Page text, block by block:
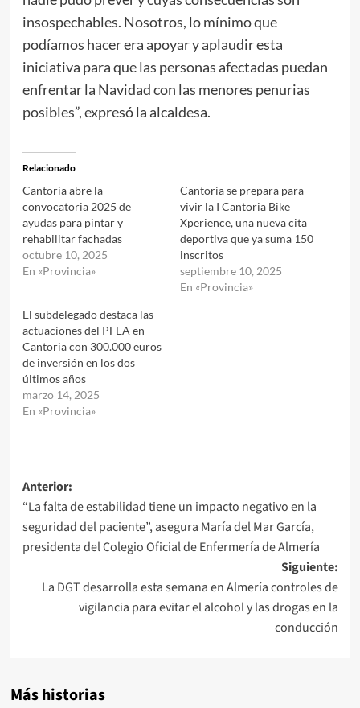
insospechables. Nosotros, lo mínimo que
podíamos hacer era apoyar y aplaudir esta
iniciativa para que las personas afectadas puedan
enfrentar la Navidad con las menores penurias
posibles”, expresó la alcaldesa.
Relacionado
Cantoria abre la
convocatoria 2025 de
ayudas para pintar y
rehabilitar fachadas
octubre 10, 2025
En «Provincia»
Cantoria se prepara para
vivir la I Cantoria Bike
Xperience, una nueva cita
deportiva que ya suma 150
inscritos
septiembre 10, 2025
En «Provincia»
El subdelegado destaca las
actuaciones del PFEA en
Cantoria con 300.000 euros
de inversión en los dos
últimos años
marzo 14, 2025
En «Provincia»
Navegación
de
entradas
Anterior:
“La falta de estabilidad tiene un impacto negativo en la
seguridad del paciente”, asegura María del Mar García,
presidenta del Colegio Oficial de Enfermería de Almería
Siguiente:
La DGT desarrolla esta semana en Almería controles de
vigilancia para evitar el alcohol y las drogas en la
conducción
Más historias